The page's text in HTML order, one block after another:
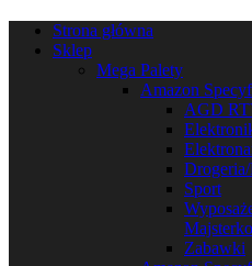
Strona główna
Sklep
Mega Palety
Amazon
AGD
Sport
Zabawki